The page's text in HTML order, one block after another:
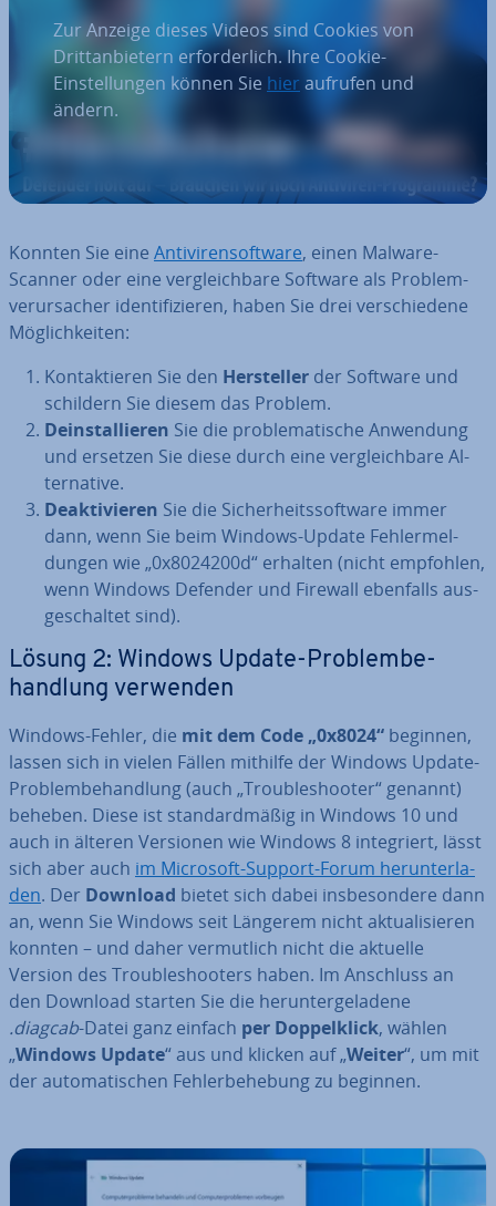
Zur Anzeige dieses Videos sind Cookies von
Drittanbietern erforderlich. Ihre Cookie-
Einstellungen können Sie hier aufrufen und
ändern.
Konnten Sie eine An­ti­vi­ren­soft­ware, einen Malware-
Scanner oder eine ver­gleich­ba­re Software als Pro­blem­
ver­ur­sa­cher iden­ti­fi­zie­ren, haben Sie drei ver­schie­de­ne
Mög­lich­kei­ten:
Kon­tak­tie­ren Sie den Her­stel­ler der Software und
schildern Sie diesem das Problem.
De­instal­lie­ren Sie die pro­ble­ma­ti­sche Anwendung
und ersetzen Sie diese durch eine ver­gleich­ba­re Al­
ter­na­ti­ve.
De­ak­ti­vie­ren Sie die Si­cher­heits­soft­ware immer
dann, wenn Sie beim Windows-Update Feh­ler­mel­
dun­gen wie „0x8024200d“ erhalten (nicht empfohlen,
wenn Windows Defender und Firewall ebenfalls aus­
ge­schal­tet sind).
Lösung 2: Windows Update-Pro­blem­be­
hand­lung verwenden
Windows-Fehler, die mit dem Code „0x8024“ beginnen,
lassen sich in vielen Fällen mithilfe der Windows Update-
Pro­blem­be­hand­lung (auch „Trou­ble­shoo­ter“ genannt)
beheben. Diese ist stan­dard­mä­ßig in Windows 10 und
auch in älteren Versionen wie Windows 8 in­te­griert, lässt
sich aber auch im Microsoft-Support-Forum her­un­ter­la­
den. Der Download bietet sich dabei ins­be­son­de­re dann
an, wenn Sie Windows seit Längerem nicht ak­tua­li­sie­ren
konnten – und daher ver­mut­lich nicht die aktuelle
Version des Trou­ble­shoo­ters haben. Im Anschluss an
den Download starten Sie die her­un­ter­ge­la­de­ne
.diagcab-Datei ganz einfach per Dop­pel­klick, wählen
„Windows Update“ aus und klicken auf „Weiter“, um mit
der au­to­ma­ti­schen Feh­ler­be­he­bung zu beginnen.